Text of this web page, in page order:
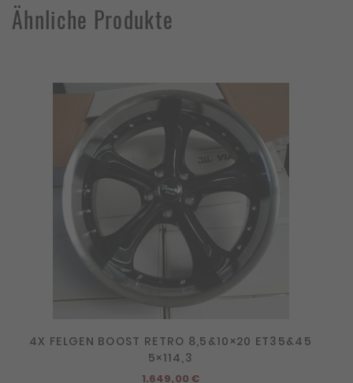
Ähnliche Produkte
4X FELGEN BOOST RETRO 8,5&10×20 ET35&45
5×114,3
1.649,00€